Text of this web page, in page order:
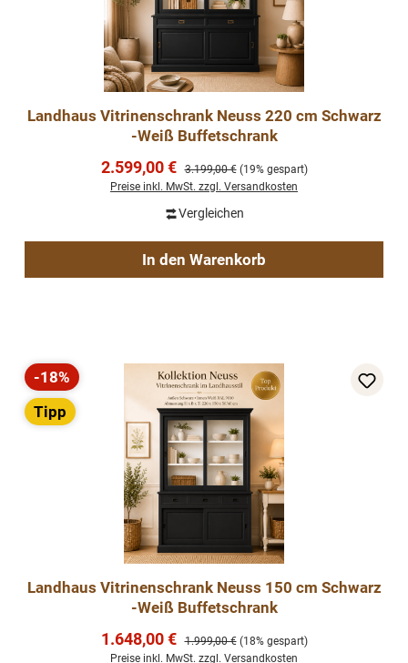
Landhaus Vitrinenschrank Neuss 220 cm Schwarz
-Weiß Buffetschrank
Verkaufspreis:
2.599,00 € Regulärer Preis:
3.199,00 € (19% gespart)
Preise inkl. MwSt. zzgl. Versandkosten
Vergleichen
In den Warenkorb
Rabatt
-18%
Tipp
Landhaus Vitrinenschrank Neuss 150 cm Schwarz
-Weiß Buffetschrank
Verkaufspreis:
1.648,00 € Regulärer Preis:
1.999,00 € (18% gespart)
Preise inkl. MwSt. zzgl. Versandkosten